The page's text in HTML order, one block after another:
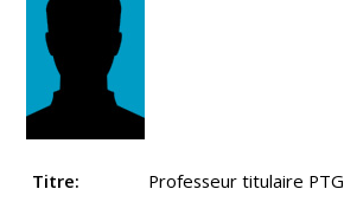
Titre:
Professeur titulaire PTG